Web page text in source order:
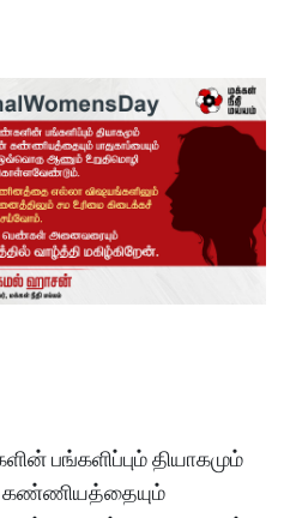
பங்களிப்பும் தியாகமும்